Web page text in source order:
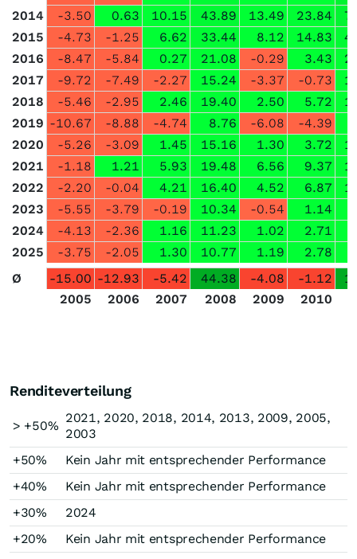
2014
-3.50 0.63 10.15 43.89 13.49 23.84
2015
-4.73 -1.25 6.62 33.44 8.12 14.83
2016
-8.47 -5.84 0.27 21.08 -0.29 3.43
2017
-9.72 -7.49 -2.27 15.24 -3.37 -0.73
2018
-5.46 -2.95 2.46 19.40 2.50 5.72
2019 -10.67 -8.88 -4.74 8.76 -6.08 -4.39
2020
-5.26 -3.09 1.45 15.16 1.30 3.72
2021
-1.18 1.21 5.93 19.48 6.56 9.37
2022
-2.20 -0.04 4.21 16.40 4.52 6.87
2023
-5.55 -3.79 -0.19 10.34 -0.54 1.14
2024
-4.13 -2.36 1.16 11.23 1.02 2.71
2025
-3.75 -2.05 1.30 10.77 1.19 2.78
Ø
-15.00 -12.93 -5.42 44.38 -4.08 -1.12
2005
2006 2007 2008 2009 2010
Renditeverteilung
> +50%
2021, 2020, 2018, 2014, 2013, 2009, 2005,
2003
+50%
Kein Jahr mit entsprechender Performance
+40%
Kein Jahr mit entsprechender Performance
+30%
2024
+20%
Kein Jahr mit entsprechender Performance